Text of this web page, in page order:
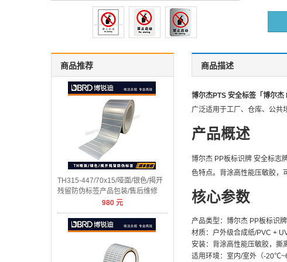
商品推荐
TH315-447/70x15/哑面/银色/揭开
残留防伪标签产品包装/售后维修
980元
商品描述
博尔杰PTS 安全标签「博尔杰
广泛适用于工厂、仓库、公共
产品概述
博尔杰 PP板标识牌 安全标志
色特点。背涂高性能压敏胶，
核心参数
产品类型：博尔杰 PP板标识
材质：户外级合成纸/PVC +
安装：背涂高性能压敏胶，撕
适用环境：室内/室外（-